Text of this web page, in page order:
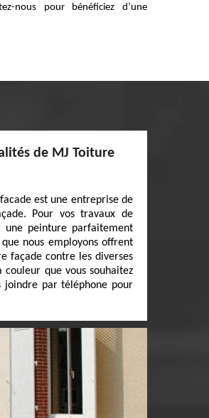
nous pour bénéficiez d’une
de MJ Toiture
est une entreprise de
Pour vos travaux de
une peinture parfaitement
nous employons offrent
façade contre les diverses
que vous souhaitez
joindre par téléphone pour